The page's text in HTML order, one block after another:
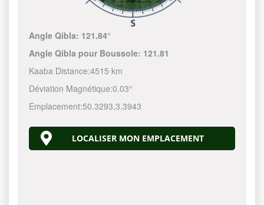
Angle Qibla: 121.84°
Angle Qibla pour Boussole: 121.81
Kaaba Distance:4515 km
Déviation Magnétique:0.03°
Emplacement:50.3293,3.3943
LOCALISER MON EMPLACEMENT